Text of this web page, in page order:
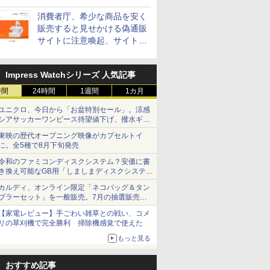
消費者庁、希少な商品を安く
販売すると見せかける偽通販
サイトに注意喚起、サイト名
Impress Watchシリーズ 人気記事
24時間 1週間 1カ月
ニクロ、今日から「お盆特別セール」。涼感
アサッカーワンピース待望値下げ、撥水ギア
ョーツは1990円に
映の歴代オープニング映像がカプセルトイ
。全5種で8月下旬発売
和のファミコンディスクシステム？安価に書
換え可能なGB用「しましまディスクシステ
」
ルディ、オンライン限定「ネコバッグ＆タン
ラーセット」を一般販売。7月の抽選販売の
選無効分
家電レビュー】手ごわい雑草との戦い、コメ
の草刈機で完全勝利 掃除機感覚で使えた
もっと見る
おすすめ記事